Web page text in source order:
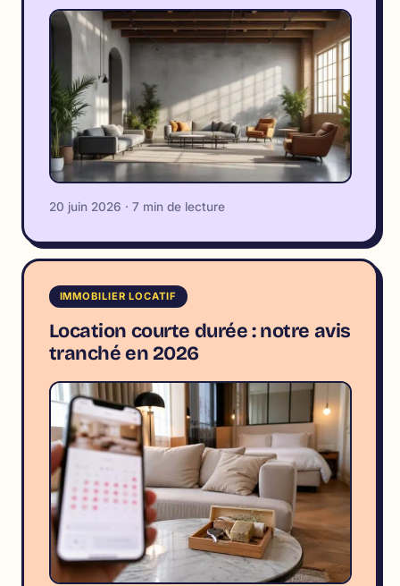
20 juin 2026 · 7 min de lecture
IMMOBILIER LOCATIF
Location courte durée : notre avis
tranché en 2026